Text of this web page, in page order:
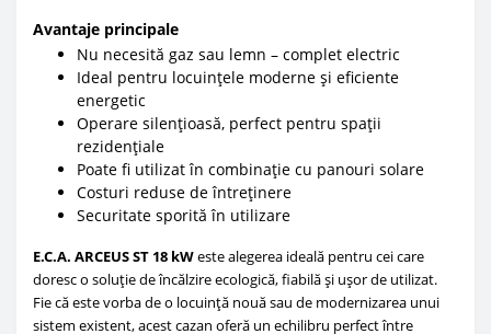
Avantaje principale
Nu necesită gaz sau lemn – complet electric
Ideal pentru locuințele moderne și eficiente
energetic
Operare silențioasă, perfect pentru spații
rezidențiale
Poate fi utilizat în combinație cu panouri solare
Costuri reduse de întreținere
Securitate sporită în utilizare
E.C.A. ARCEUS ST 18 kWeste alegerea ideală pentru cei care
doresc o soluție de încălzire ecologică, fiabilă și ușor de utilizat.
Fie că este vorba de o locuință nouă sau de modernizarea unui
sistem existent, acest cazan oferă un echilibru perfect între